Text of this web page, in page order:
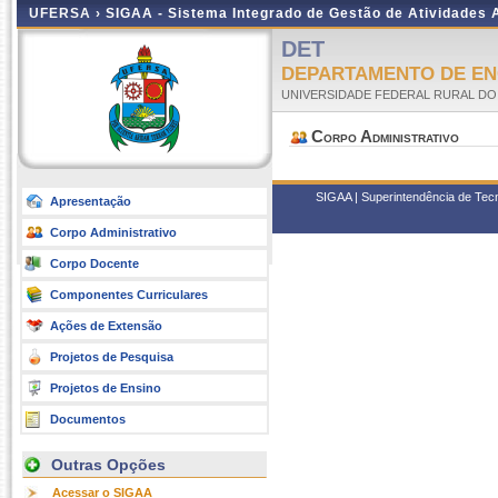
UFERSA › SIGAA - Sistema Integrado de Gestão de Atividades
Apresentação
Corpo Administrativo
Corpo Docente
Componentes Curriculares
Ações de Extensão
Projetos de Pesquisa
Projetos de Ensino
Documentos
Outras Opções
Acessar o SIGAA
DET
DEPARTAMENTO DE
UNIVERSIDADE FEDERAL RURAL
Corpo Administrativo
SIGAA | Superintendência de